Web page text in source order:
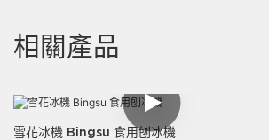
相關產品
雪花冰機 Bingsu 食用刨冰機